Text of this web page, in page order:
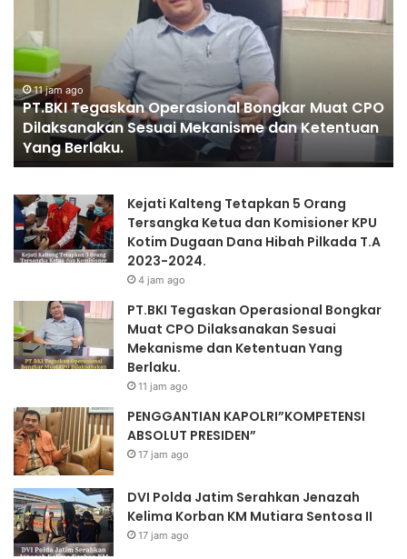
ago
Tegaskan Operasional Bongkar Muat CPO
Sesuai Mekanisme dan Ketentuan
Berlaku.
ABSOLUT
PRESIDEN”
17 jam ago
Kejati Kalteng Tetapkan 5 Orang
Tersangka Ketua dan Komisioner KPU
Kotim Dugaan Dana Hibah Pilkada T.A
2023-2024.
4 jam ago
PT.BKI Tegaskan Operasional Bongkar
Muat CPO Dilaksanakan Sesuai
Mekanisme dan Ketentuan Yang
Berlaku.
11 jam ago
PENGGANTIAN KAPOLRI”KOMPETENSI
ABSOLUT PRESIDEN”
17 jam ago
DVI Polda Jatim Serahkan Jenazah
Kelima Korban KM Mutiara Sentosa II
17 jam ago